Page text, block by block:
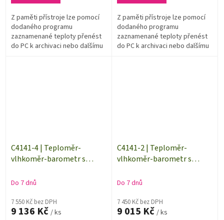
Z paměti přístroje lze pomocí
dodaného programu
zaznamenané teploty přenést
do PC k archivaci nebo dalšímu
Z paměti přístroje lze pomocí
dodaného programu
zaznamenané teploty přenést
do PC k archivaci nebo dalšímu
C4141-4 | Teploměr-
vlhkoměr-barometr s
metry
Do 7 dnů
7 550 Kč bez DPH
9 136 Kč / ks
C4141-2 | Teploměr-
vlhkoměr-barometr s
metry
Do 7 dnů
7 450 Kč bez DPH
9 015 Kč / ks